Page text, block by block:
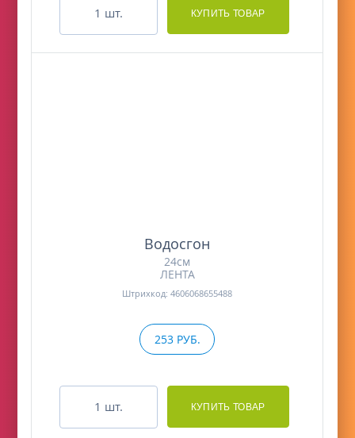
шт.
Водосгон
24см
ЛЕНТА
Штрихкод: 4606068655488
253 РУБ.
шт.